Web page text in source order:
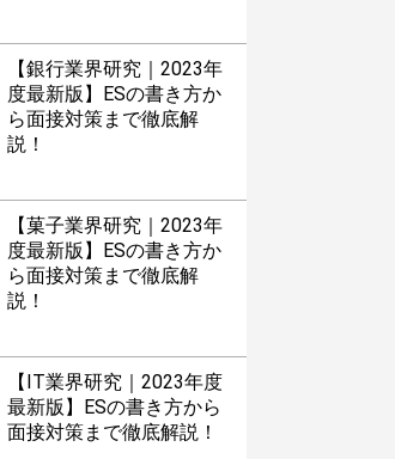
【銀行業界研究｜2023年
度最新版】ESの書き方か
ら面接対策まで徹底解
説！
【菓子業界研究｜2023年
度最新版】ESの書き方か
ら面接対策まで徹底解
説！
【IT業界研究｜2023年度
最新版】ESの書き方から
面接対策まで徹底解説！